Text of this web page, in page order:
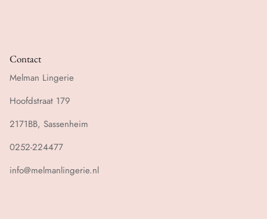
Contact
Melman Lingerie
Hoofdstraat 179
2171BB, Sassenheim
0252-224477
info@melmanlingerie.nl